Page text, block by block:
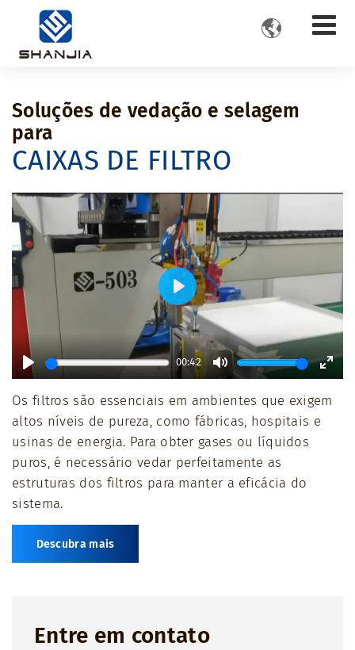

Soluções de vedação e selagem
para
CAIXAS DE FILTRO
Play
00:42
Mute
Play
Os filtros são essenciais em ambientes que exigem
altos níveis de pureza, como fábricas, hospitais e
usinas de energia. Para obter gases ou líquidos
puros, é necessário vedar perfeitamente as
estruturas dos filtros para manter a eficácia do
sistema.
Descubra mais
Entre em contato